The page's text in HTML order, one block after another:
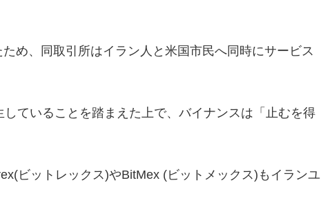
め、同取引所はイラン人と米国市民へ同時にサービス
ていることを踏まえた上で、バイナンスは「止むを得
ビットレックス)やBitMex (ビットメックス)もイランユ